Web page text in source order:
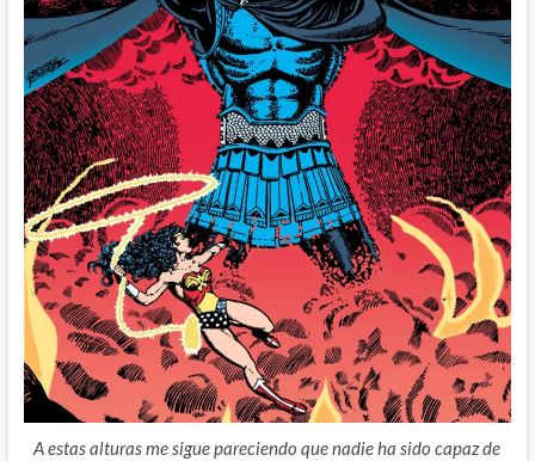
A estas alturas me sigue pareciendo que nadie ha sido capaz de